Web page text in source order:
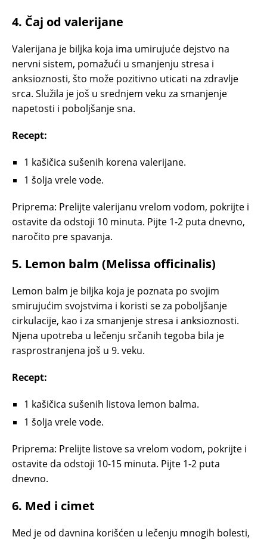
4. Čaj od valerijane
Valerijana je biljka koja ima umirujuće dejstvo na
nervni sistem, pomažući u smanjenju stresa i
anksioznosti, što može pozitivno uticati na zdravlje
srca. Služila je još u srednjem veku za smanjenje
napetosti i poboljšanje sna.
Recept:
1 kašičica sušenih korena valerijane.
1 šolja vrele vode.
Priprema: Prelijte valerijanu vrelom vodom, pokrijte i
ostavite da odstoji 10 minuta. Pijte 1-2 puta dnevno,
naročito pre spavanja.
5. Lemon balm (Melissa officinalis)
Lemon balm je biljka koja je poznata po svojim
smirujućim svojstvima i koristi se za poboljšanje
cirkulacije, kao i za smanjenje stresa i anksioznosti.
Njena upotreba u lečenju srčanih tegoba bila je
rasprostranjena još u 9. veku.
Recept:
1 kašičica sušenih listova lemon balma.
1 šolja vrele vode.
Priprema: Prelijte listove sa vrelom vodom, pokrijte i
ostavite da odstoji 10-15 minuta. Pijte 1-2 puta
dnevno.
6. Med i cimet
Med je od davnina korišćen u lečenju mnogih bolesti,